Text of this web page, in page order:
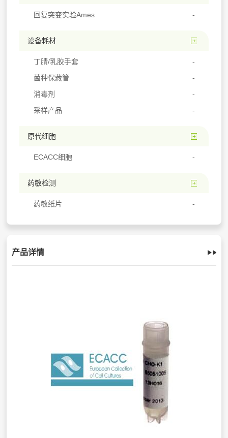
回复突变实验Ames
设备耗材
丁腈/乳胶手套
菌种保藏管
消毒剂
采样产品
原代细胞
ECACC细胞
药敏检测
药敏纸片
产品详情